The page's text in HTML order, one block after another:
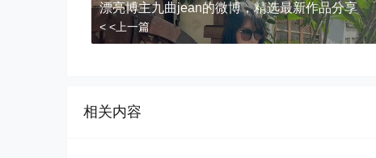
漂亮博主九曲jean的微博，精选最新作品分享
< <上一篇
相关内容